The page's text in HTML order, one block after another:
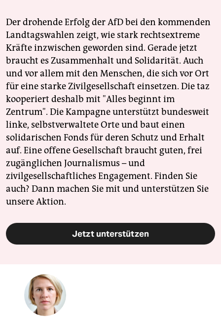
Der drohende Erfolg der AfD bei den kommenden
Landtagswahlen zeigt, wie stark rechtsextreme
Kräfte inzwischen geworden sind. Gerade jetzt
braucht es Zusammenhalt und Solidarität. Auch
und vor allem mit den Menschen, die sich vor Ort
für eine starke Zivilgesellschaft einsetzen. Die taz
kooperiert deshalb mit "Alles beginnt im
Zentrum". Die Kampagne unterstützt bundesweit
linke, selbstverwaltete Orte und baut einen
solidarischen Fonds für deren Schutz und Erhalt
auf. Eine offene Gesellschaft braucht guten, frei
zugänglichen Journalismus – und
zivilgesellschaftliches Engagement. Finden Sie
auch? Dann machen Sie mit und unterstützen Sie
unsere Aktion.
Jetzt unterstützen